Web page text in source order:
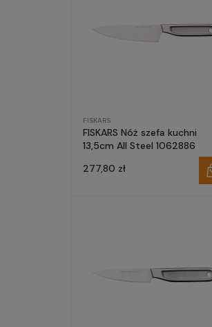
FISKARS
FISKARS Nóż szefa kuchni
13,5cm All Steel 1062886
277,80 zł